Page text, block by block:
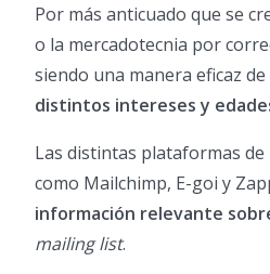
Por más anticuado que se
o la mercadotecnia por
siendo una manera eficaz de
distintos intereses y
Las distintas plataformas de
como Mailchimp, E-goi y
información relevante
mailing list.